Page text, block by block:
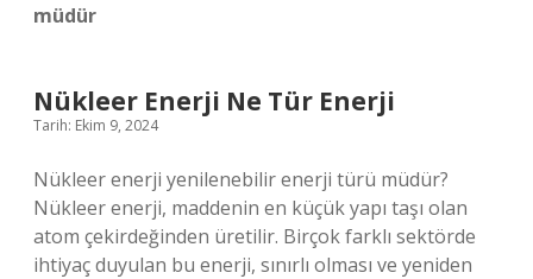
müdür
Nükleer Enerji Ne Tür Enerji
Tarih: Ekim 9, 2024
Nükleer enerji yenilenebilir enerji türü müdür?
Nükleer enerji, maddenin en küçük yapı taşı olan
atom çekirdeğinden üretilir. Birçok farklı sektörde
ihtiyaç duyulan bu enerji, sınırlı olması ve yeniden